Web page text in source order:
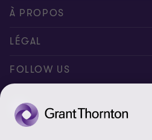
Rencontrez nos experts
Contactez-nous
À PROPOS
Grant Thornton Société d’Avocats
People & Culture
LÉGAL
Disclaimer
Conditions générales de services
FOLLOW US